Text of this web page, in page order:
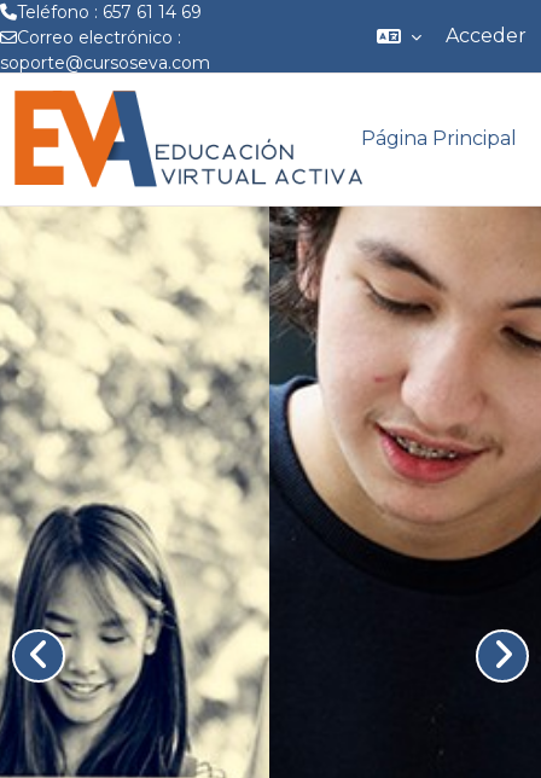
Salta al contenido principal
Teléfono : 657 61 14 69
Correo electrónico :
soporte@cursoseva.com
Acceder
Página Principal